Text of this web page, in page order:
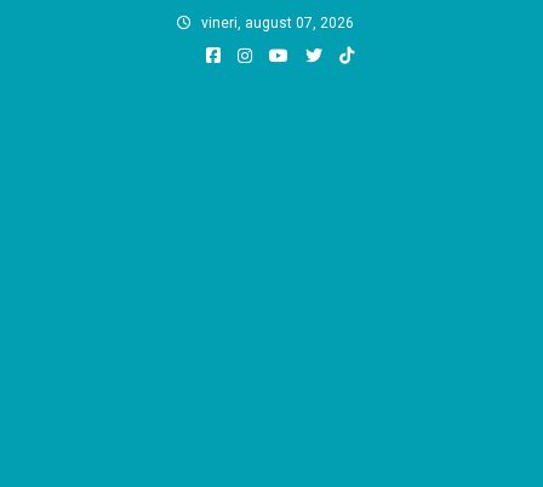
vineri, august 07, 2026